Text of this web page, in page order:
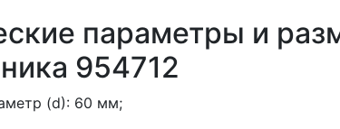
параметры и
954712
(d): 60 мм;